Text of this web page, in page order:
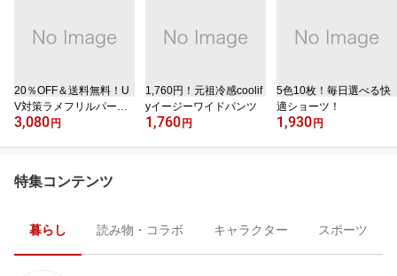
20％OFF＆送料無料！U
V対策ラメフリルパーカ
ー
3,080 円
1,760円！元祖冷感coolif
yイージーワイドパンツ
1,760 円
5色10枚！毎日選べる快
適ショーツ！
1,930 円
特集コンテンツ
暮らし 読み物・コラボ キャラクター スポーツ